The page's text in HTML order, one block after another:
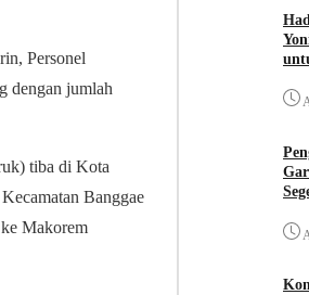
Personel
dengan jumlah
tiba di Kota
Banggae
Makorem